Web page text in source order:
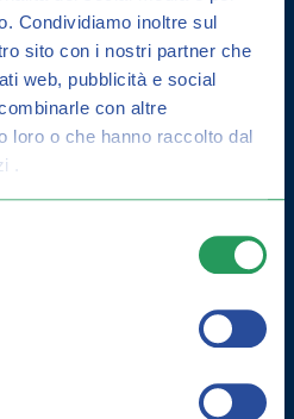
Condividiamo inoltre sul
sito con i nostri partner che
web, pubblicità e social
con altre
loro o che hanno raccolto dal
.
ALLA